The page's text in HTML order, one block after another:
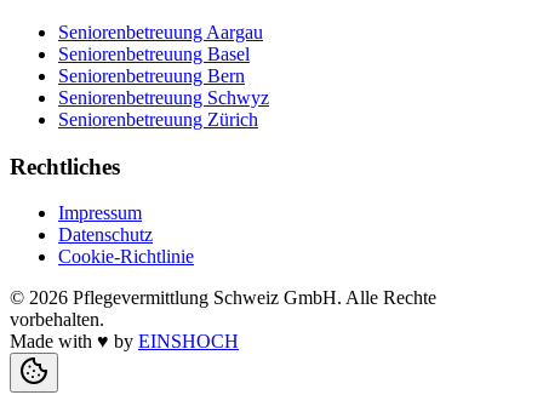
Seniorenbetreuung Aargau
Seniorenbetreuung Basel
Seniorenbetreuung Bern
Seniorenbetreuung Schwyz
Seniorenbetreuung Zürich
Rechtliches
Impressum
Datenschutz
Cookie-Richtlinie
© 2026 Pflegevermittlung Schweiz GmbH. Alle Rechte
vorbehalten.
Made with ♥ by EINSHOCH